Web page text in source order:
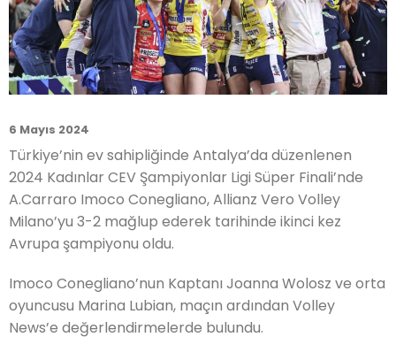
6 Mayıs 2024
Türkiye’nin ev sahipliğinde Antalya’da düzenlenen
2024 Kadınlar CEV Şampiyonlar Ligi Süper Finali’nde
A.Carraro Imoco Conegliano, Allianz Vero Volley
Milano’yu 3-2 mağlup ederek tarihinde ikinci kez
Avrupa şampiyonu oldu.
Imoco Conegliano’nun Kaptanı Joanna Wolosz ve orta
oyuncusu Marina Lubian, maçın ardından Volley
News’e değerlendirmelerde bulundu.